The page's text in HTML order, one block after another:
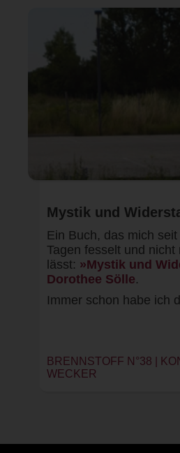
Mystik und
Ein Buch, das mich
Tagen fesselt und nicht
lässt: »Mystik und
Dorothee Sölle.
Immer schon habe ich
BRENNSTOFF N°38 |
WECKER